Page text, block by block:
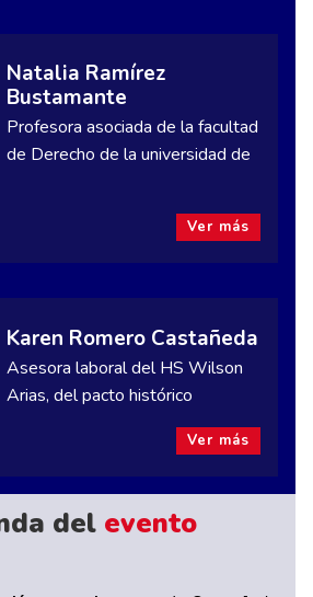
Natalia Ramírez
Bustamante
Profesora asociada de la facultad
de Derecho de la universidad de
Ver más
Karen Romero Castañeda
Asesora laboral del HS Wilson
Arias, del pacto histórico
Ver más
del evento